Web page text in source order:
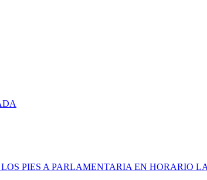
PIES A PARLAMENTARIA EN HORARIO